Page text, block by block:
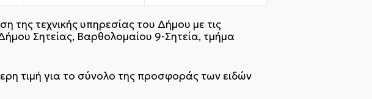
της τεχνικής υπηρεσίας του Δήμου με τις
Σητείας, Βαρθολομαίου 9-Σητεία, τμήμα
τιμή για το σύνολο της προσφοράς των ειδών